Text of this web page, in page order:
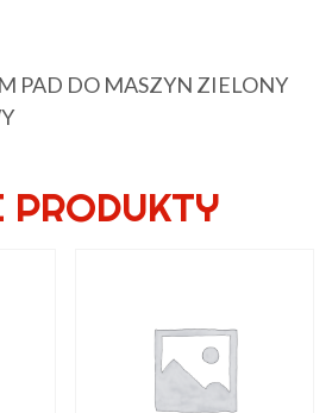
PAD DO MASZYN ZIELONY
PRODUKTY